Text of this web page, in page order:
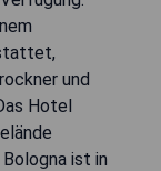
und
Hotel
ist in